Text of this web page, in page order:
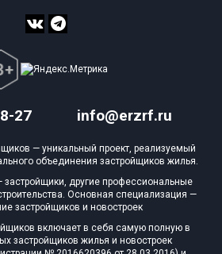
27 info@erzrf.ru
— уникальный проект, реализуемый
объединения застройщиков жилья.
другие профессиональные
Основная специализация —
застройщиков и новостроек
включает в себя самую полную в
застройщиков жилья и новостроек